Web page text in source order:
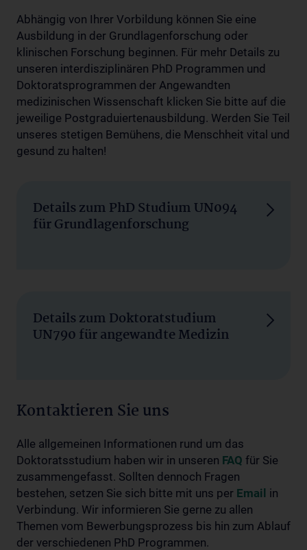
Abhängig von Ihrer Vorbildung können Sie eine
Ausbildung in der Grundlagenforschung oder
klinischen Forschung beginnen. Für mehr Details zu
unseren interdisziplinären PhD Programmen und
Doktoratsprogrammen der Angewandten
medizinischen Wissenschaft klicken Sie bitte auf die
jeweilige Postgraduiertenausbildung. Werden Sie Teil
unseres stetigen Bemühens, die Menschheit vital und
gesund zu halten!
Details zum PhD Studium UN094
für Grundlagenforschung
Details zum Doktoratstudium
UN790 für angewandte Medizin
Kontaktieren Sie uns
Alle allgemeinen Informationen rund um das
Doktoratsstudium haben wir in unseren FAQ für Sie
zusammengefasst. Sollten dennoch Fragen
bestehen, setzen Sie sich bitte mit uns per Email in
Verbindung. Wir informieren Sie gerne zu allen
Themen vom Bewerbungsprozess bis hin zum Ablauf
der verschiedenen PhD Programmen.